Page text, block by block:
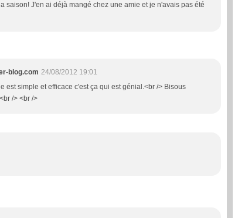
saison! J'en ai déjà mangé chez une amie et je n'avais pas été
blog.com 24/08/2012 19:01
est simple et efficace c'est ça qui est génial.<br /> Bisous
/> <br />